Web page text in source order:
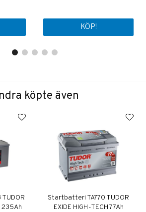
KÖP!
köpte även
235Ah
Startbatteri TA770 TUDOR
EXIDE HIGH-TECH 77Ah